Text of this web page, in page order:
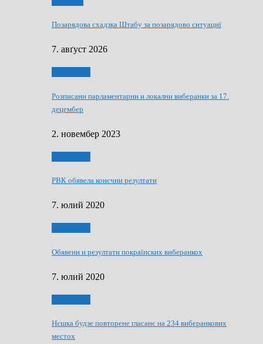
Позарядова схадзка Штабу за позарядово ситуациї
7. авґуст 2026
Розписани парламентарни и локални виберанки за 17.
децембер
2. новембер 2023
РВК обявела конєчни резултати
7. юлий 2020
Обявени и резултати покраїнских виберанкох
7. юлий 2020
Нєшка будзе повторене гласанє на 234 виберанкових
местох